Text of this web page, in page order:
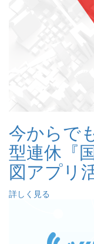
今からで
型連休『
図アプリ
詳しく見る